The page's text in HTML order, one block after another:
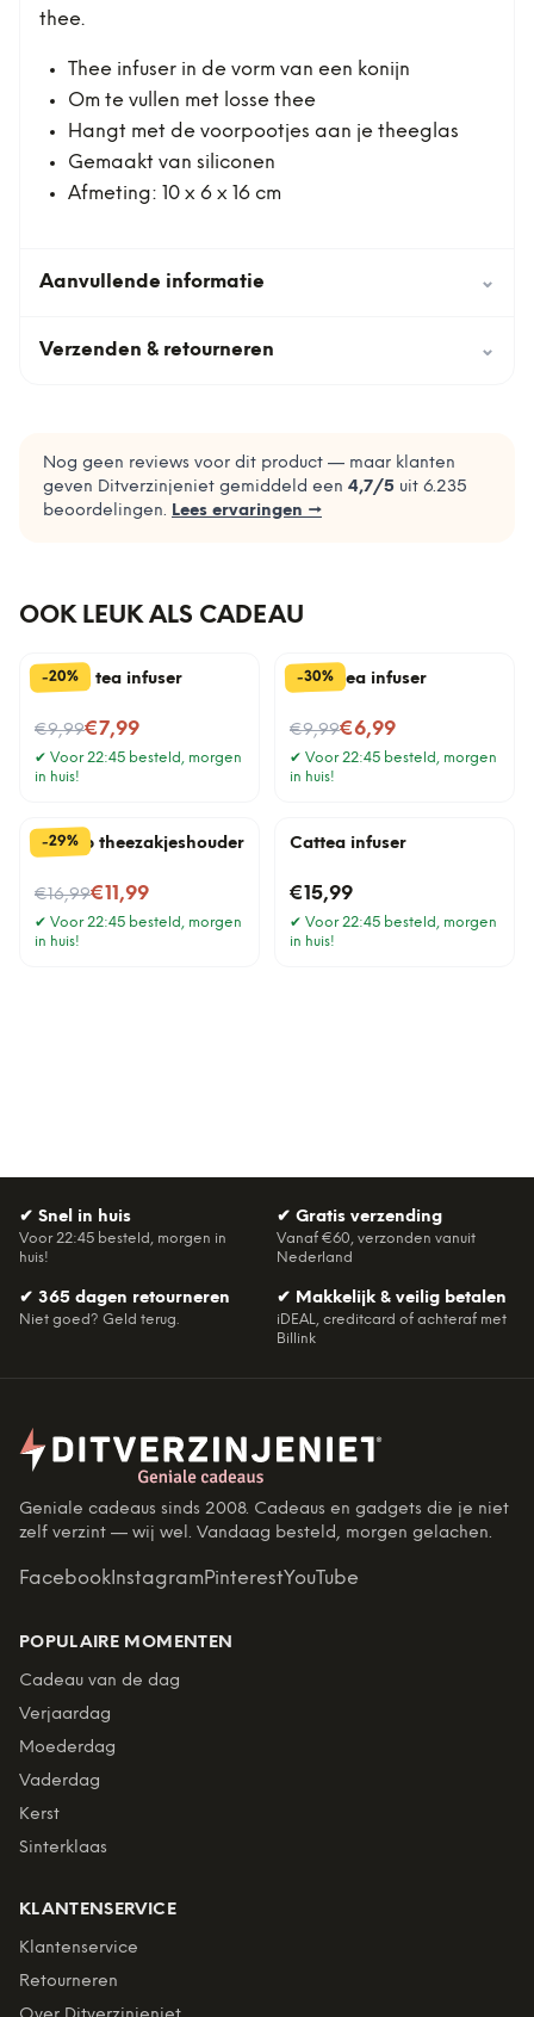
thee.
Thee infuser in de vorm van een konijn
Om te vullen met losse thee
Hangt met de voorpootjes aan je theeglas
Gemaakt van siliconen
Afmeting: 10 x 6 x 16 cm
Aanvullende informatie ⌄
Verzenden & retourneren ⌄
Nog geen reviews voor dit product — maar klanten
geven Ditverzinjeniet gemiddeld een 4,7/5 uit 6.235
beoordelingen. Lees ervaringen →
OOK LEUK ALS CADEAU
-20%
IJsbeer tea infuser
€9,99
Nu voor€7,99
✔ Voor 22:45 besteld, morgen
in huis!
-30%
Hond tea infuser
€9,99
Nu voor€6,99
✔ Voor 22:45 besteld, morgen
in huis!
-29%
Pelicup theezakjeshouder
€16,99
Nu voor€11,99
✔ Voor 22:45 besteld, morgen
in huis!
Cattea infuser
€15,99
✔ Voor 22:45 besteld, morgen
in huis!
✔ Snel in huis
Voor 22:45 besteld, morgen in
huis!
✔ Gratis verzending
Vanaf €60, verzonden vanuit
Nederland
✔ 365 dagen retourneren
Niet goed? Geld terug.
✔ Makkelijk & veilig betalen
iDEAL, creditcard of achteraf met
Billink
Geniale cadeaus sinds 2008. Cadeaus en gadgets die je niet
zelf verzint — wij wel. Vandaag besteld, morgen gelachen.
Facebook InstagramPinterestYouTube
POPULAIRE MOMENTEN
Cadeau van de dag
Verjaardag
Moederdag
Vaderdag
Kerst
Sinterklaas
KLANTENSERVICE
Klantenservice
Retourneren